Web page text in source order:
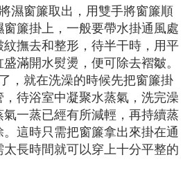
濕窗簾取出，用雙手將窗簾順
簾掛上，一般要帶水掛通風處
撫去和整形，待半干時，用平
滿開水熨燙，便可除去褶皺。
，就在洗澡的時候先把窗簾掛
待浴室中凝聚水蒸氣，洗完澡
一蒸已經有所減輕，再持續蒸
這時只需把窗簾拿出來掛在通
長時間就可以穿上十分平整的